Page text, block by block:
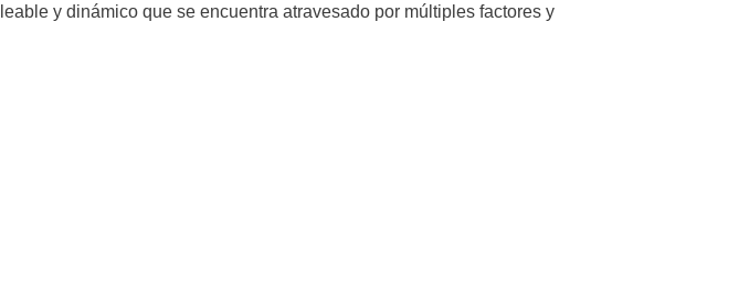
y dinámico que se encuentra atravesado por múltiples factores y